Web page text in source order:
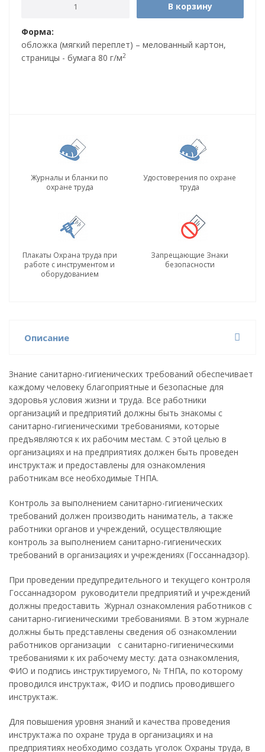
В корзину
Форма:
обложка (мягкий переплет) – мелованный картон,
страницы - бумага 80 г/м2
Журналы и бланки по
охране труда
Удостоверения по охране
труда
Плакаты Охрана труда при
работе с инструментом и
оборудованием
Запрещающие Знаки
безопасности
Описание
Знание санитарно-гигиенических требований обеспечивает
каждому человеку благоприятные и безопасные для
здоровья условия жизни и труда. Все работники
организаций и предприятий должны быть знакомы с
санитарно-гигиеническими требованиями, которые
предъявляются к их рабочим местам. С этой целью в
организациях и на предприятиях должен быть проведен
инструктаж и предоставлены для ознакомления
работникам все необходимые ТНПА.
Контроль за выполнением санитарно-гигиенических
требований должен производить наниматель, а также
работники органов и учреждений, осуществляющие
контроль за выполнением санитарно-гигиенических
требований в организациях и учреждениях (Госсаннадзор).
При проведении предупредительного и текущего контроля
Госсаннадзором руководители предприятий и учреждений
должны предоставить Журнал ознакомления работников с
санитарно-гигиеническими требованиями. В этом журнале
должны быть представлены сведения об ознакомлении
работников организации с санитарно-гигиеническими
требованиями к их рабочему месту: дата ознакомления,
ФИО и подпись инструктируемого, № ТНПА, по которому
проводился инструктаж, ФИО и подпись проводившего
инструктаж.
Для повышения уровня знаний и качества проведения
инструктажа по охране труда в организациях и на
предприятиях необходимо создать уголок Охраны труда, в